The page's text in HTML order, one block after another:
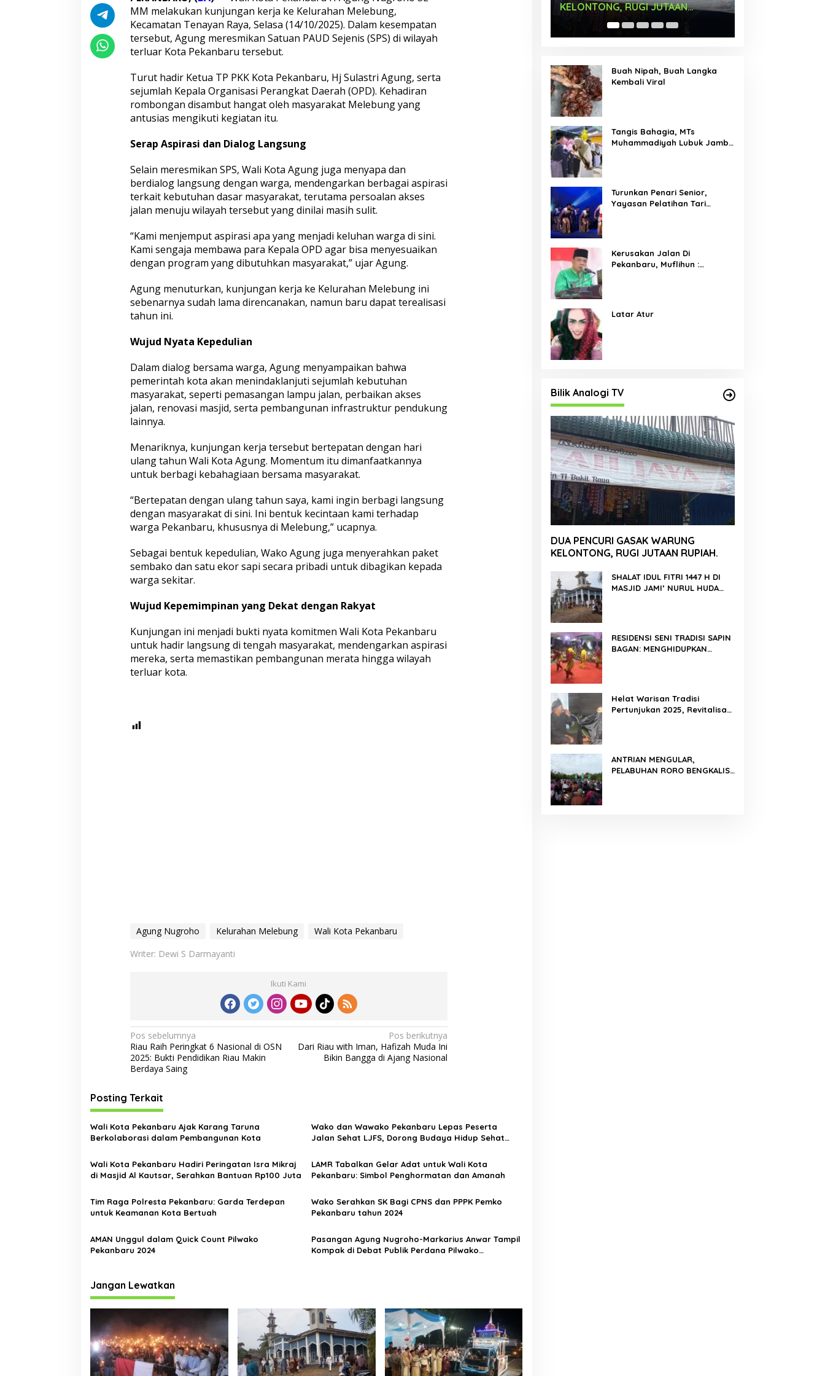
i
l
D
e
n
a
r
A
s
p
r
a
i
W
a
r
g
M
e
l
u
n
MM melakukan kunjungan kerja ke Kelurahan Melebung,
Kecamatan Tenayan Raya, Selasa (14/10/2025). Dalam kesempatan
tersebut, Agungmeresmikan Satuan PAUD Sejenis (SPS) di wilayah
terluar Kota Pekanbaru tersebut.
Turut hadir Ketua TP PKK Kota Pekanbaru, Hj Sulastri Agung, serta
sejumlah Kepala Organisasi Perangkat Daerah (OPD). Kehadiran
rombongan disambut hangat oleh masyarakat Melebung yang
antusias mengikuti kegiatan itu.
Serap Aspirasi dan Dialog Langsung
Selain meresmikan SPS, Wali Kota Agung juga menyapa dan
berdialog langsung dengan warga, mendengarkan berbagai aspirasi
terkait kebutuhan dasar masyarakat, terutama persoalan akses
jalan menuju wilayah tersebut yang dinilai masih sulit.
“Kami menjemput aspirasi apa yang menjadi keluhan warga di sini.
Kami sengaja membawa para Kepala OPD agar bisa menyesuaikan
dengan program yang dibutuhkan masyarakat,” ujar Agung.
Agung menuturkan, kunjungan kerja ke Kelurahan Melebung ini
sebenarnya sudah lama direncanakan, namun baru dapat terealisasi
tahun ini.
Wujud Nyata Kepedulian
Dalam dialog bersama warga, Agung menyampaikan bahwa
pemerintah kota akan menindaklanjuti sejumlah kebutuhan
masyarakat, seperti pemasangan lampu jalan, perbaikan akses
jalan, renovasi masjid, serta pembangunan infrastruktur pendukung
lainnya.
Menariknya, kunjungan kerja tersebut bertepatan dengan hari
ulang tahun Wali Kota Agung. Momentum itu dimanfaatkannya
untuk berbagi kebahagiaan bersama masyarakat.
“Bertepatan dengan ulang tahun saya, kami ingin berbagi langsung
dengan masyarakat di sini. Ini bentuk kecintaan kami terhadap
warga Pekanbaru, khususnya di Melebung,” ucapnya.
Sebagai bentuk kepedulian, Wako Agung juga menyerahkan paket
sembako dan satu ekor sapi secara pribadi untuk dibagikan kepada
warga sekitar.
Wujud Kepemimpinan yang Dekat dengan Rakyat
Kunjungan ini menjadi bukti nyata komitmen Wali Kota Pekanbaru
untuk hadir langsung di tengah masyarakat, mendengarkan aspirasi
mereka, serta memastikan pembangunan merata hingga wilayah
terluar kota.
Agung Nugroho Kelurahan Melebung
Wali Kota Pekanbaru
Writer: Dewi S Darmayanti
Ikuti Kami
N
a
v
i
g
a
s
i
p
s
Pos sebelumnya
Riau Raih Peringkat 6 Nasional di OSN
2025: Bukti Pendidikan Riau Makin
Berdaya Saing
Pos berikutnya
Dari Riau with Iman, Hafizah Muda Ini
Bikin Bangga di Ajang Nasional
Posting Terkait
Wali Kota Pekanbaru Ajak Karang Taruna
Berkolaborasi dalam Pembangunan Kota
Wako dan Wawako Pekanbaru Lepas Peserta
Jalan Sehat LJFS, Dorong Budaya Hidup Sehat
Wali Kota Pekanbaru Hadiri Peringatan Isra Mikraj
di Masjid Al Kautsar, Serahkan Bantuan Rp100 Juta
LAMR Tabalkan Gelar Adat untuk Wali Kota
Pekanbaru: Simbol Penghormatan dan Amanah
Tim Raga Polresta Pekanbaru: Garda Terdepan
untuk Keamanan Kota Bertuah
Wako Serahkan SK Bagi CPNS dan PPPK Pemko
Pekanbaru tahun 2024
AMAN Unggul dalam Quick Count Pilwako
Pekanbaru 2024
Pasangan Agung Nugroho-Markarius Anwar Tampil
Kompak di Debat Publik Perdana Pilwako
Jangan Lewatkan
KELONTONG, RUGI JUTAAN
RUPIAH.
Times Square New York,
Buah Nipah, Buah Langka
Kembali Viral
Tangis Bahagia, MTs
Muhammadiyah Lubuk Jambi
Turunkan Penari Senior,
Yayasan Pelatihan Tari
Kerusakan Jalan Di
Pekanbaru, Muflihun :
Latar Atur
Bilik Analogi TV
DUA PENCURI GASAK WARUNG
KELONTONG, RUGI JUTAAN RUPIAH.
SHALAT IDUL FITRI 1447 H DI
MASJID JAMI’ NURUL HUDA
RESIDENSI SENI TRADISI SAPIN
BAGAN: MENGHIDUPKAN
Helat Warisan Tradisi
Pertunjukan 2025, Revitalisasi
ANTRIAN MENGULAR,
PELABUHAN RORO BENGKALIS